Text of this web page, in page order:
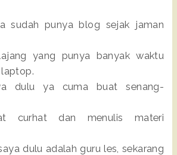
sudah punya blog sejak jaman
yang punya banyak waktu
dulu ya cuma buat senang-
curhat dan menulis materi
dulu adalah guru les, sekarang